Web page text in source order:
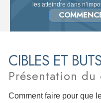
les atteindre dans
CIBLES ET
Présentation du
Comment faire pour que